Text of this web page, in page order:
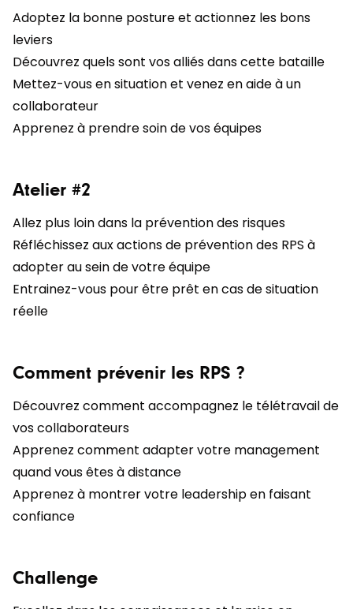
Adoptez la bonne posture et actionnez les bons
leviers
Découvrez quels sont vos alliés dans cette bataille
Mettez-vous en situation et venez en aide à un
collaborateur
Apprenez à prendre soin de vos équipes
Atelier #2
Allez plus loin dans la prévention des risques
Réfléchissez aux actions de prévention des RPS à
adopter au sein de votre équipe
Entrainez-vous pour être prêt en cas de situation
réelle
Comment prévenir les RPS ?
Découvrez comment accompagnez le télétravail de
vos collaborateurs
Apprenez comment adapter votre management
quand vous êtes à distance
Apprenez à montrer votre leadership en faisant
confiance
Challenge